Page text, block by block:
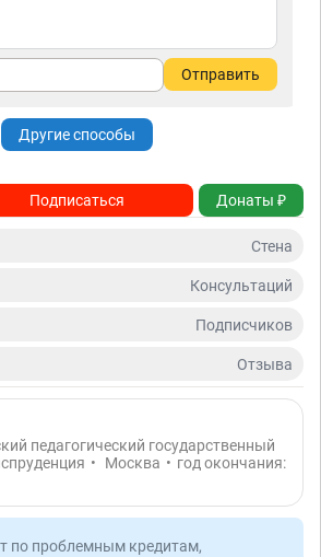
Отправить
Другие способы
Подписаться Донаты ₽
Стена
Консультаций
Подписчиков
Отзывa
педагогический государственный
• Москва • год окончания:
по проблемным кредитам,